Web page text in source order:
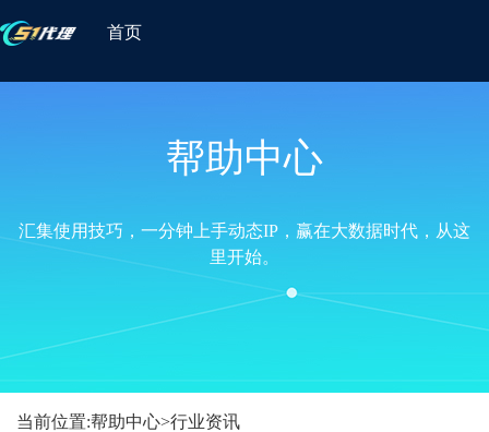
首页
帮助中心
汇集使用技巧，一分钟上手动态IP，赢在大数据时代，从这
里开始。
当前位置:帮助中心>行业资讯